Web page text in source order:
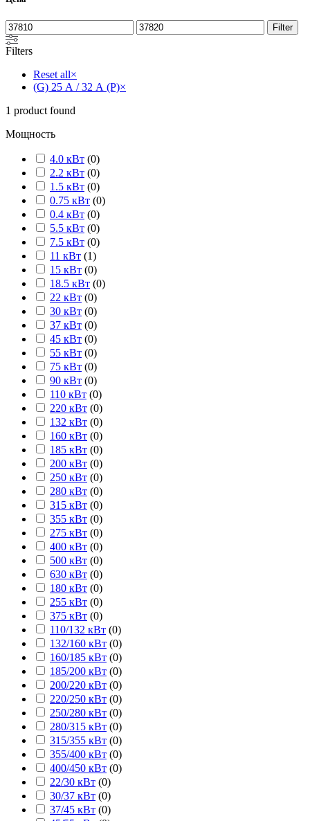
Filter
Filters
Reset all×
(G) 25 А / 32 А (P)×
1 product found
Мощность
4.0 кВт (0)
2.2 кВт (0)
1.5 кВт (0)
0.75 кВт (0)
0.4 кВт (0)
5.5 кВт (0)
7.5 кВт (0)
11 кВт (1)
15 кВт (0)
18.5 кВт (0)
22 кВт (0)
30 кВт (0)
37 кВт (0)
45 кВт (0)
55 кВт (0)
75 кВт (0)
90 кВт (0)
110 кВт (0)
220 кВт (0)
132 кВт (0)
160 кВт (0)
185 кВт (0)
200 кВт (0)
250 кВт (0)
280 кВт (0)
315 кВт (0)
355 кВт (0)
275 кВт (0)
400 кВт (0)
500 кВт (0)
630 кВт (0)
180 кВт (0)
255 кВт (0)
375 кВт (0)
110/132 кВт (0)
132/160 кВт (0)
160/185 кВт (0)
185/200 кВт (0)
200/220 кВт (0)
220/250 кВт (0)
250/280 кВт (0)
280/315 кВт (0)
315/355 кВт (0)
355/400 кВт (0)
400/450 кВт (0)
22/30 кВт (0)
30/37 кВт (0)
37/45 кВт (0)